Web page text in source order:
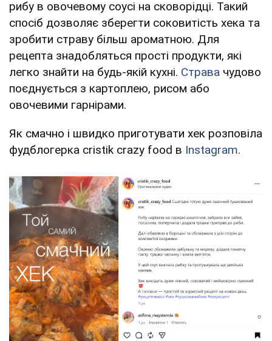
рибу в овочевому соусі на сковорідці. Такий
спосіб дозволяє зберегти соковитість хека та
зробити страву більш ароматною. Для
рецепта знадобляться прості продукти, які
легко знайти на будь-якій кухні. Страва чудово
поєднується з картоплею, рисом або
овочевими гарнірами.
Як смачно і швидко приготувати хек розповіла
фудблогерка cristik crazy food в Instagram.